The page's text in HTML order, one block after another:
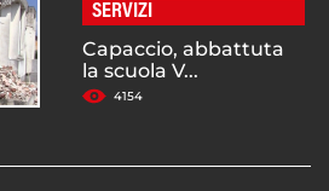
SERVIZI
Capaccio, abbattuta
la scuola V...
4154